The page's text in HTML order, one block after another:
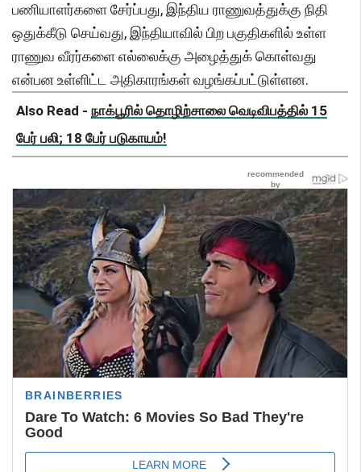
பணியாளர்களை சேர்ப்பது, இந்திய ராணுவத்துக்கு நிதி
ஒதுக்கீடு செய்வது, இந்தியாவில் பிற பகுதிகளில் உள்ள
ராணுவ வீரர்களை எல்லைக்கு அழைத்துக் கொள்வது
என்பன உள்ளிட்ட அதிகாரங்கள் வழங்கப்பட்டுள்ளன.
Also Read - நாக்பூரில் தொழிற்சாலை வெடிவிபத்தில் 15
பேர் பலி; 18 பேர் படுகாயம்!